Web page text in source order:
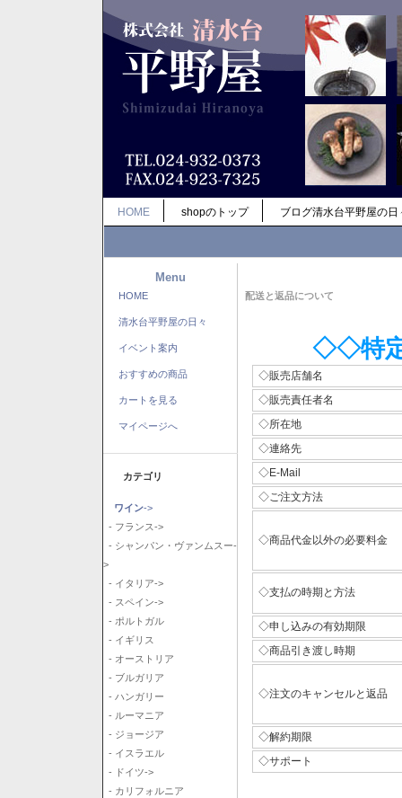
HOME shopのトップ ブログ清水台平野屋の日
Menu
HOME
清水台平野屋の日々
イベント案内
おすすめの商品
カートを見る
マイページへ
カテゴリ
ワイン->
- フランス->
- シャンパン・ヴァンムスー-
>
- イタリア->
- スペイン->
- ポルトガル
- イギリス
- オーストリア
- ブルガリア
- ハンガリー
- ルーマニア
- ジョージア
- イスラエル
- ドイツ->
- カリフォルニア
配送と返品について
◇◇特
◇販売店舗名
◇販売責任者名
◇所在地
◇連絡先
◇E-Mail
◇ご注文方法
◇商品代金以外の必要料金
◇支払の時期と方法
◇申し込みの有効期限
◇商品引き渡し時期
◇注文のキャンセルと返品
◇解約期限
◇サポート